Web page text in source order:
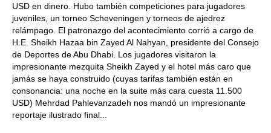
USD en dinero. Hubo también competiciones para jugadores
juveniles, un torneo Scheveningen y torneos de ajedrez
relámpago. El patronazgo del acontecimiento corrió a cargo de
H.E. Sheikh Hazaa bin Zayed Al Nahyan, presidente del Consejo
de Deportes de Abu Dhabi. Los jugadores visitaron la
impresionante mezquita Sheikh Zayed y el hotel más caro que
jamás se haya construido (cuyas tarifas también están en
consonancia: una noche en la suite más cara cuesta 11.500
USD) Mehrdad Pahlevanzadeh nos mandó un impresionante
reportaje ilustrado final...